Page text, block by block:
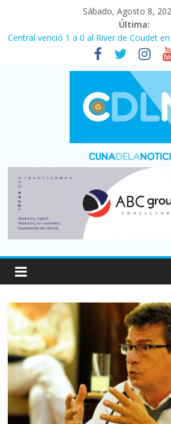
Sábado, Agosto 8,
Última:
Central venció 1 a 0 al River de Coudet
La morosidad alcanzó su nivel más alto
afecta a 400 mil deudores en Santa Fe
Desde que asumió Milei cerraron 41.000
denuncia crisis como en 2001
Vacaciones de invierno con más
turístico: 4,6 millones de personas
Fuerte caída de la venta de autos usados